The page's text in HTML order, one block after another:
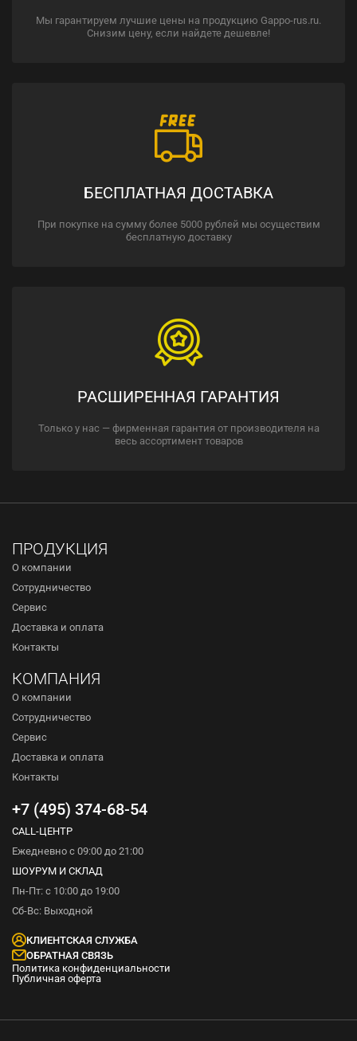
Мы гарантируем лучшие цены на продукцию Gappo-rus.ru.
Снизим цену, если найдете дешевле!
БЕСПЛАТНАЯ ДОСТАВКА
При покупке на сумму более 5000 рублей мы осуществим
бесплатную доставку
РАСШИРЕННАЯ ГАРАНТИЯ
Только у нас — фирменная гарантия от производителя на
весь ассортимент товаров
ПРОДУКЦИЯ
О компании
Сотрудничество
Сервис
Доставка и оплата
Контакты
КОМПАНИЯ
О компании
Сотрудничество
Сервис
Доставка и оплата
Контакты
+7 (495) 374-68-54
CALL-ЦЕНТР
Ежедневно с 09:00 до 21:00
ШОУРУМ И СКЛАД
Пн-Пт: с 10:00 до 19:00
Сб-Вс: Выходной
КЛИЕНТСКАЯ СЛУЖБА
ОБРАТНАЯ СВЯЗЬ
Политика конфиденциальности
Публичная оферта